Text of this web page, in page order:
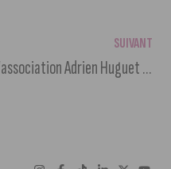
SUIVANT
L’association Adrien Huguet organise une soirée caritative